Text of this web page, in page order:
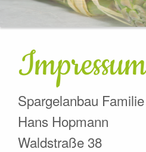
Spargelanbau
Hans Hopmann
Waldstraße 38